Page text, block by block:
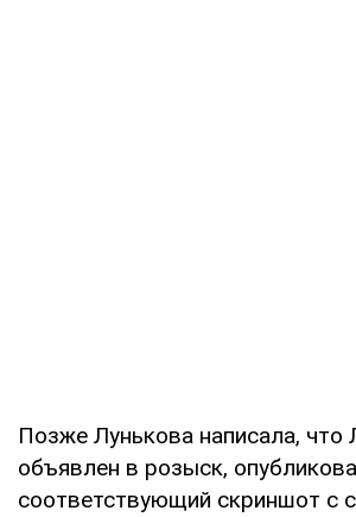
Позже Лунькова написала, что
объявлен в розыск,
соответствующий скриншот с